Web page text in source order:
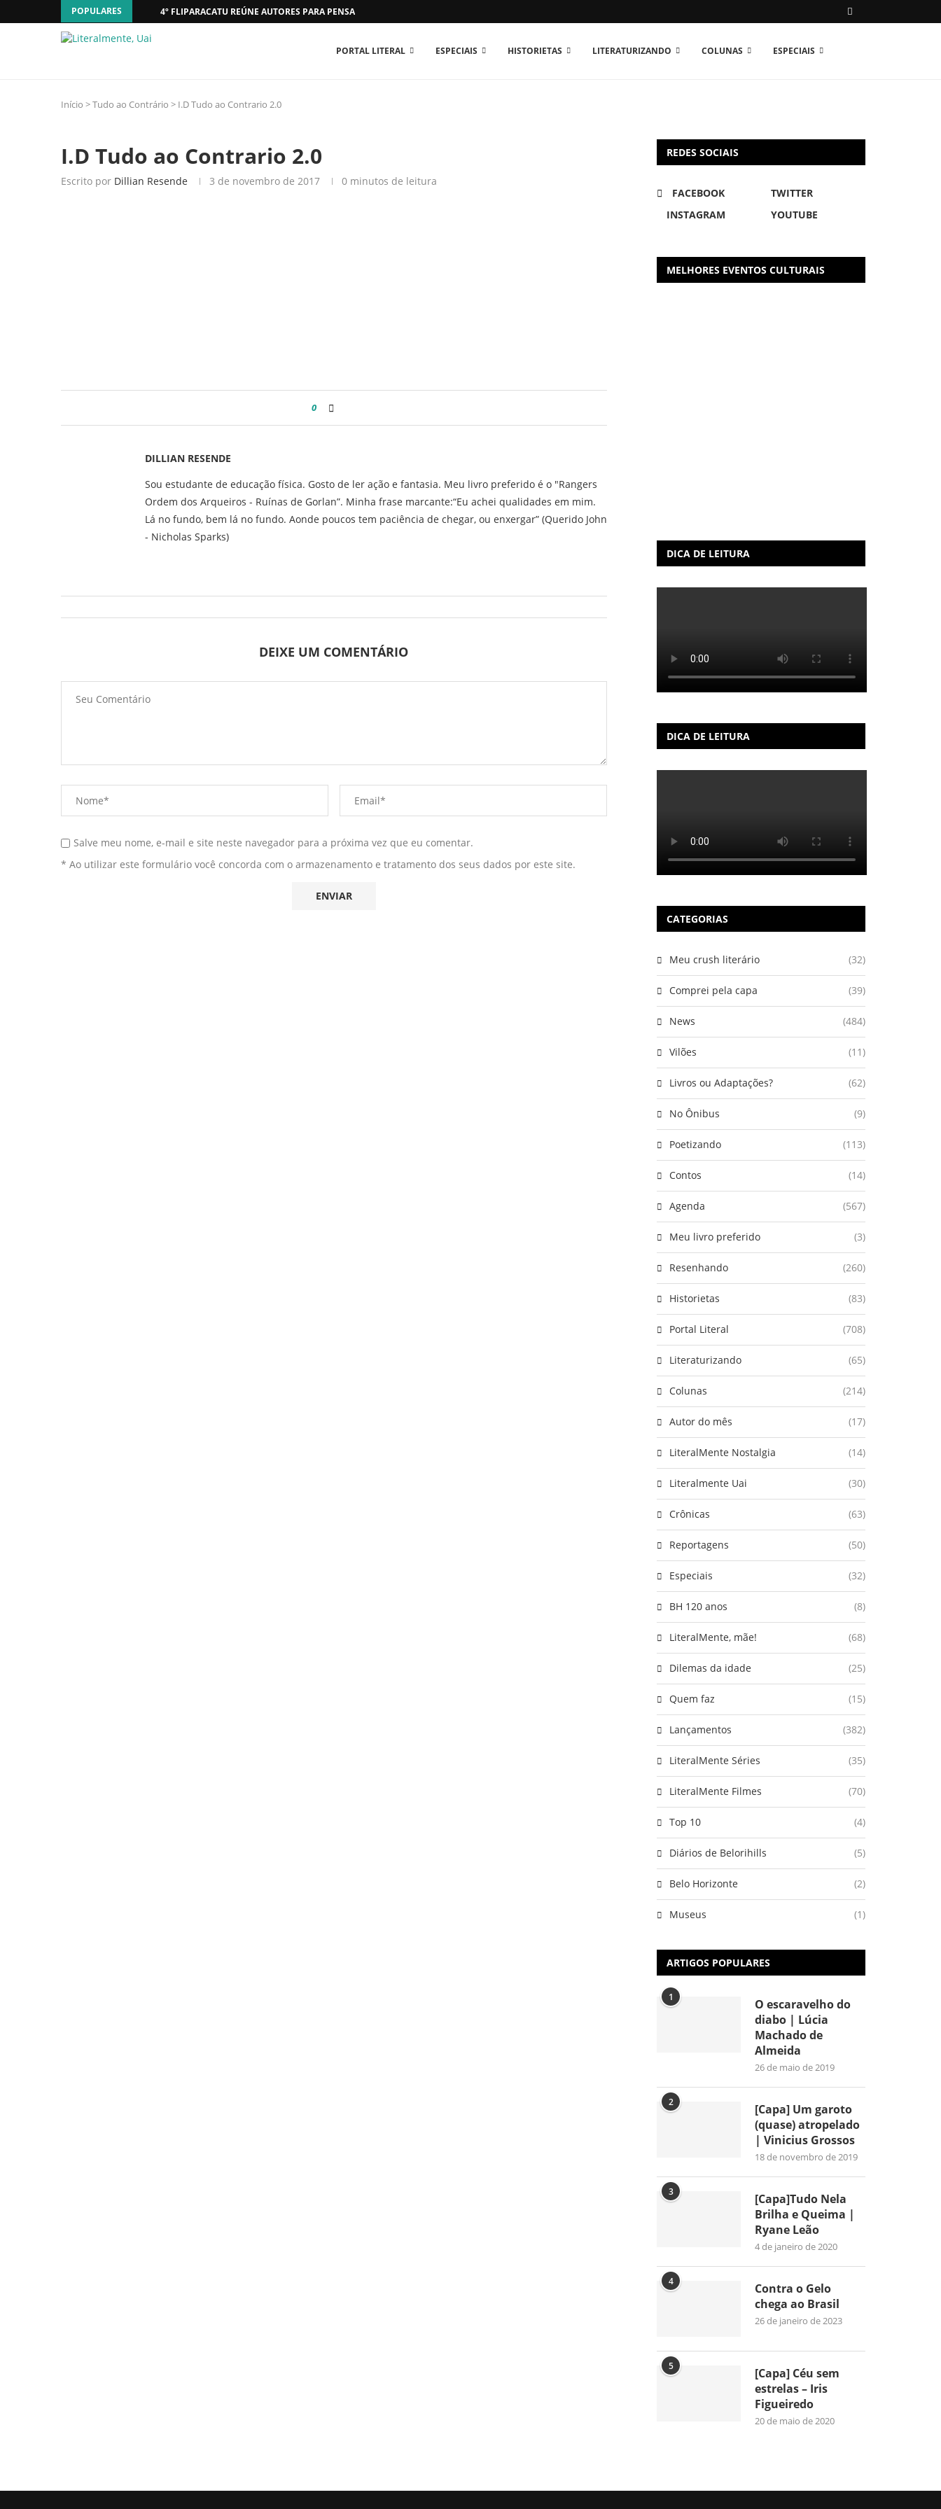
POPULARES 4º FLIPARACATU REÚNE AUTORES PARA PENSAR O MUNDO...
PORTAL LITERAL ESPECIAIS HISTORIETAS LITERATURIZANDO COLUNAS ESPECIAIS
Início >Tudo ao Contrário > I.D Tudo ao Contrario 2.0
I.D Tudo ao Contrario 2.0
Escrito por Dillian Resende 3 de novembro de 2017 0 minutos de leitura
0
DILLIAN RESENDE
Sou estudante de educação física. Gosto de ler ação e fantasia. Meu livro preferido é o "Rangers
Ordem dos Arqueiros - Ruínas de Gorlan”. Minha frase marcante:“Eu achei qualidades em mim.
Lá no fundo, bem lá no fundo. Aonde poucos tem paciência de chegar, ou enxergar” (Querido John
- Nicholas Sparks)
DEIXE UM COMENTÁRIO
Salve meu nome, e-mail e site neste navegador para a próxima vez que eu comentar.
* Ao utilizar este formulário você concorda com o armazenamento e tratamento dos seus dados por este site.
REDES SOCIAIS
FACEBOOK
TWITTER
INSTAGRAM
YOUTUBE
MELHORES EVENTOS CULTURAIS
DICA DE LEITURA
DICA DE LEITURA
CATEGORIAS
Meu crush literário (32)
Comprei pela capa (39)
News (484)
Vilões (11)
Livros ou Adaptações? (62)
No Ônibus (9)
Poetizando (113)
Contos (14)
Agenda (567)
Meu livro preferido (3)
Resenhando (260)
Historietas (83)
Portal Literal (708)
Literaturizando (65)
Colunas (214)
Autor do mês (17)
LiteralMente Nostalgia (14)
Literalmente Uai (30)
Crônicas (63)
Reportagens (50)
Especiais (32)
BH 120 anos (8)
LiteralMente, mãe! (68)
Dilemas da idade (25)
Quem faz (15)
Lançamentos (382)
LiteralMente Séries (35)
LiteralMente Filmes (70)
Top 10 (4)
Diários de Belorihills (5)
Belo Horizonte (2)
Museus (1)
ARTIGOS POPULARES
1
O escaravelho do
diabo | Lúcia
Machado de
Almeida
26 de maio de 2019
2
[Capa] Um garoto
(quase) atropelado
| Vinicius Grossos
18 de novembro de 2019
3
[Capa]Tudo Nela
Brilha e Queima |
Ryane Leão
4 de janeiro de 2020
4
Contra o Gelo
chega ao Brasil
26 de janeiro de 2023
5
[Capa] Céu sem
estrelas – Iris
Figueiredo
20 de maio de 2020